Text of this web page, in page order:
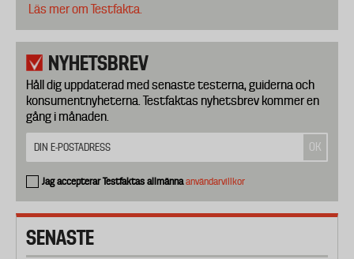
Läs mer om Testfakta.
NYHETSBREV
Håll dig uppdaterad med senaste testerna, guiderna och
konsumentnyheterna. Testfaktas nyhetsbrev kommer en
gång i månaden.
Jag accepterar Testfaktas allmännaanvändarvillkor
SENASTE